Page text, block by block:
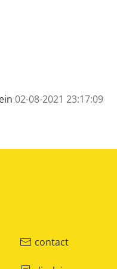
02-08-2021 23:17:09
contact